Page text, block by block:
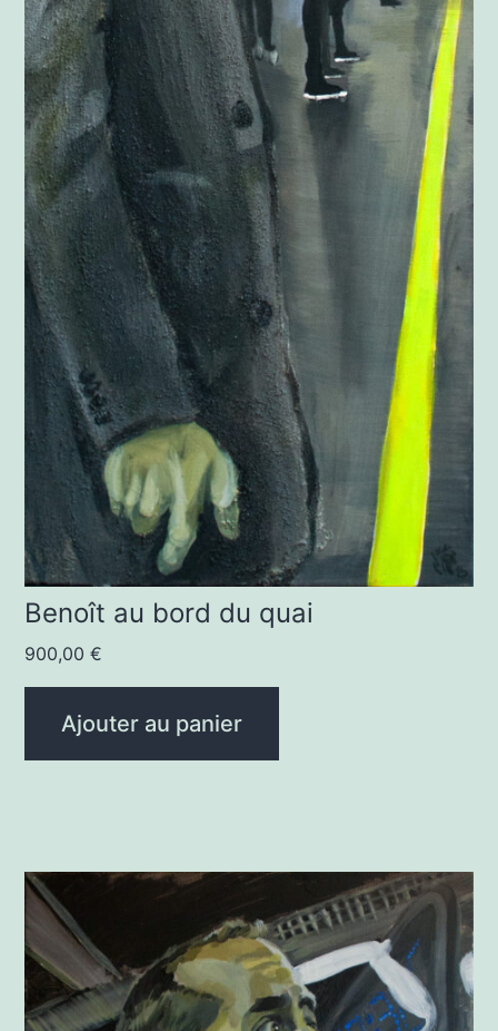
Benoît au bord du quai
900,00€
Ajouter au panier